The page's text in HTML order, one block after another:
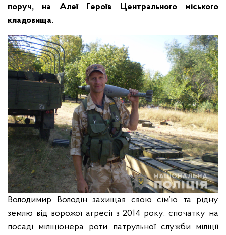
поруч, на Алеї Героїв Центрального міського
кладовища.
Володимир Володін захищав свою сім’ю та рідну
землю від ворожої агресії з 2014 року: спочатку на
посаді міліціонера роти патрульної служби міліції